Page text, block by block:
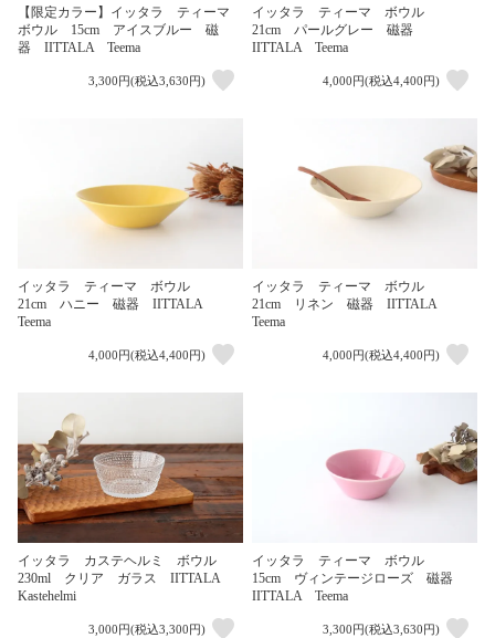
【限定カラー】イッタラ ティーマ
ボウル 15cm アイスブルー 磁
器 IITTALA Teema
3,300円(税込3,630円)
イッタラ ティーマ ボウル
21cm パールグレー 磁器
IITTALA Teema
4,000円(税込4,400円)
イッタラ ティーマ ボウル
21cm ハニー 磁器 IITTALA
Teema
4,000円(税込4,400円)
イッタラ ティーマ ボウル
21cm リネン 磁器 IITTALA
Teema
4,000円(税込4,400円)
イッタラ カステヘルミ ボウル
230ml クリア ガラス IITTALA
Kastehelmi
3,000円(税込3,300円)
イッタラ ティーマ ボウル
15cm ヴィンテージローズ 磁器
IITTALA Teema
3,300円(税込3,630円)